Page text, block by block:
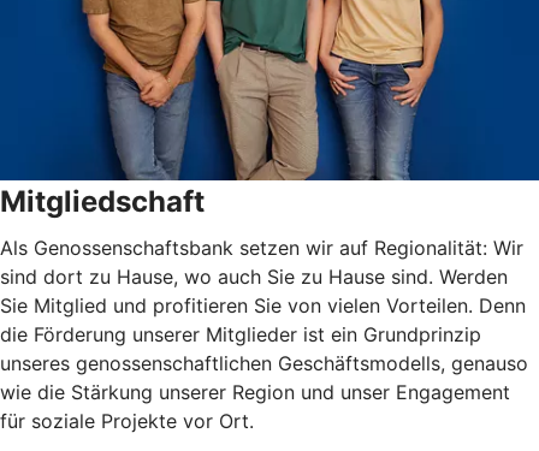
Mitgliedschaft
Als Genossenschaftsbank setzen wir auf Regionalität: Wir
sind dort zu Hause, wo auch Sie zu Hause sind. Werden
Sie Mitglied und profitieren Sie von vielen Vorteilen. Denn
die Förderung unserer Mitglieder ist ein Grundprinzip
unseres genossenschaftlichen Geschäftsmodells, genauso
wie die Stärkung unserer Region und unser Engagement
für soziale Projekte vor Ort.